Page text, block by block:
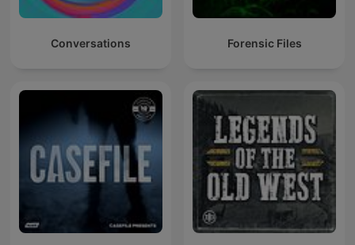
Conversations Forensic Files